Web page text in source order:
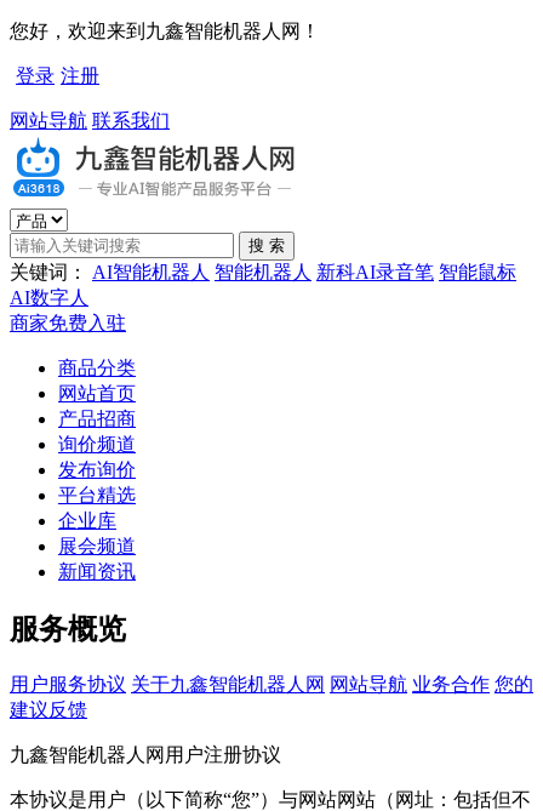
您好，欢迎来到九鑫智能机器人网！
登录 注册
网站导航 联系我们
关键词： AI智能机器人 智能机器人 新科AI录音笔 智能鼠标
AI数字人
商家免费入驻
商品分类
网站首页
产品招商
询价频道
发布询价
平台精选
企业库
展会频道
新闻资讯
服务概览
用户服务协议 关于九鑫智能机器人网 网站导航 业务合作 您的
建议反馈
九鑫智能机器人网用户注册协议
本协议是用户（以下简称“您”）与网站网站（网址：包括但不